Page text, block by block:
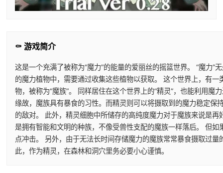
⚰️ 游戏简介
这是一个充满了被称为“魔力”的能量的爱丽丝的摇篮世界。 “魔力
的魔力植物中，需要通过收集这些植物以获取。 这个世界上，有
物，被称为“魔族”。 同样居住在这个世界上的“精灵”，也能利用
缘故，魔族具有暴食的习性。而精灵则可以将摄取到的魔力稳定
的敌对。 此外，精灵细胞中所储存的高纯度魔力对于魔族来说是
是拥有智能和文明的种族，不像受兽性支配的魔族一样落后。 但
点冲击。 另外，由于无法长时间存储魔力的魔族常常暴食摄取过
此，作为精灵，在森林和洞穴里务必要小心谨慎。